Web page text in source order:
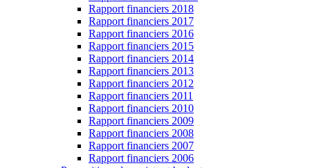
Rapport financiers 2018
Rapport financiers 2017
Rapport financiers 2016
Rapport financiers 2015
Rapport financiers 2014
Rapport financiers 2013
Rapport financiers 2012
Rapport financiers 2011
Rapport financiers 2010
Rapport financiers 2009
Rapport financiers 2008
Rapport financiers 2007
Rapport financiers 2006